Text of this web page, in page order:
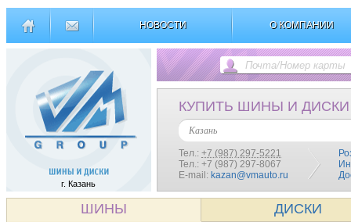
НОВОСТИ О КОМПАНИИ
г. Казань
КУПИТЬ ШИНЫ И ДИСКИ
Казань
Тел.: +7 (987) 297-5221
Тел.: +7 (987) 297-8067
E-mail: kazan@vmauto.ru
ШИНЫ ДИСКИ